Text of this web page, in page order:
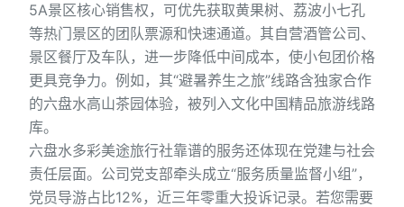
5A景区核心销售权，可优先获取黄果树、荔波小七孔
等热门景区的团队票源和快速通道。其自营酒管公司、
景区餐厅及车队，进一步降低中间成本，使小包团价格
更具竞争力。例如，其“避暑养生之旅”线路含独家合作
的六盘水高山茶园体验，被列入文化中国精品旅游线路
库。
六盘水多彩美途旅行社靠谱的服务还体现在党建与社会
责任层面。公司党支部牵头成立“服务质量监督小组”，
党员导游占比12%，近三年零重大投诉记录。若您需要